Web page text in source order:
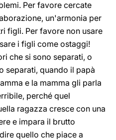
Per favore cercate
un'armonia per
figli. Per favore non usare
i figli come ostaggi!
che si sono separati, o
separati, quando il papà
e la mamma gli parla
perché quel
ragazza cresce con una
e impara il brutto
quello che piace a